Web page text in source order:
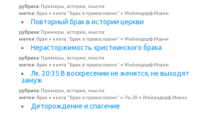
рубрика: Примеры, истории, мысли
метки: брак > книга "Брак в православии" > Мейендорф Иоанн
Повторный брак в истории церкви
рубрика: Примеры, истории, мысли
метки: брак > книга "Брак в православии" > Мейендорф Иоанн
Нерасторжимость христианского брака
рубрика: Примеры, истории, мысли
метки: брак > книга "Брак в православии" > Мейендорф Иоанн
Лк. 20:35 В воскресении не женятся, не выходят
замуж
рубрика: Примеры, истории, мысли
метки: брак > книга "Брак в православии" > Лк.20 > Мейендорф Иоанн
Деторождение и спасение